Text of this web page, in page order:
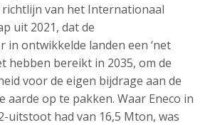
van het Internationaal
uit 2021, dat de
in ontwikkelde landen een ‘net
hebben bereikt in 2035, om de
voor de eigen bijdrage aan de
aarde op te pakken. Waar Eneco in
uitstoot had van 16,5 Mton, was